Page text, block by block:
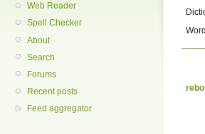
Web Reader
Spell Checker
About
Search
Forums
Recent posts
Feed aggregator